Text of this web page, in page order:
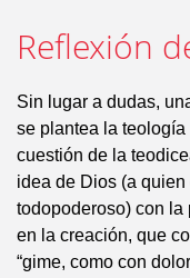
Reflexión
Sin lugar a dudas,
se plantea la
cuestión de la
idea de Dios (a
todopoderoso) con
en la creación, que
“gime, como con